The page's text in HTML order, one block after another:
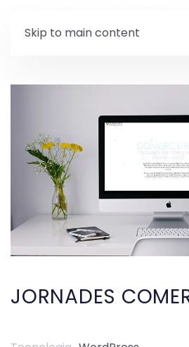
Skip to main content
JORNADES